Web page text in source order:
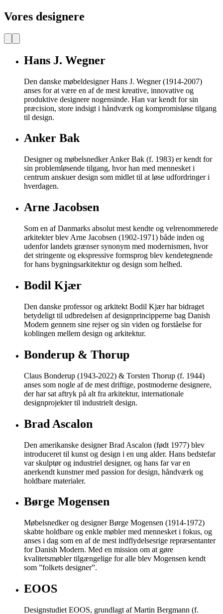
Vores designere
Hans J. Wegner
Den danske møbeldesigner Hans J. Wegner (1914-2007)
anses for at være en af de mest kreative, innovative og
produktive designere nogensinde. Han var kendt for sin
præcision, store indsigt i håndværk og kompromisløse tilgang
til design.
Anker Bak
Designer og møbelsnedker Anker Bak (f. 1983) er kendt for
sin problemløsende tilgang, hvor han med mennesket i
centrum anskuer design som midlet til at løse udfordringer i
hverdagen.
Arne Jacobsen
Som en af Danmarks absolut mest kendte og velrenommerede
arkitekter blev Arne Jacobsen (1902-1971) både inden og
udenfor landets grænser synonym med modernismen, hvor
det stringente og ekspressive formsprog blev kendetegnende
for hans bygningsarkitektur og design som helhed.
Bodil Kjær
Den danske professor og arkitekt Bodil Kjær har bidraget
betydeligt til udbredelsen af designprincipperne bag Danish
Modern gennem sine rejser og sin viden og forståelse for
koblingen mellem design og arkitektur.
Bonderup & Thorup
Claus Bonderup (1943-2022) & Torsten Thorup (f. 1944)
anses som nogle af de mest driftige, postmoderne designere,
der har sat aftryk på alt fra arkitektur, internationale
designprojekter til industrielt design.
Brad Ascalon
Den amerikanske designer Brad Ascalon (født 1977) blev
introduceret til kunst og design i en ung alder. Hans bedstefar
var skulptør og industriel designer, og hans far var en
anerkendt kunstner med passion for design, håndværk og
holdbare materialer.
Børge Mogensen
Møbelsnedker og designer Børge Mogensen (1914-1972)
skabte holdbare og enkle møbler med mennesket i fokus, og
anses i dag som en af de mest indflydelsesrige repræsentanter
for Danish Modern. Med en mission om at gøre
kvalitetsmøbler tilgængelige for alle blev Mogensen kendt
som ”folkets designer”.
EOOS
Designstudiet EOOS, grundlagt af Martin Bergmann (f.